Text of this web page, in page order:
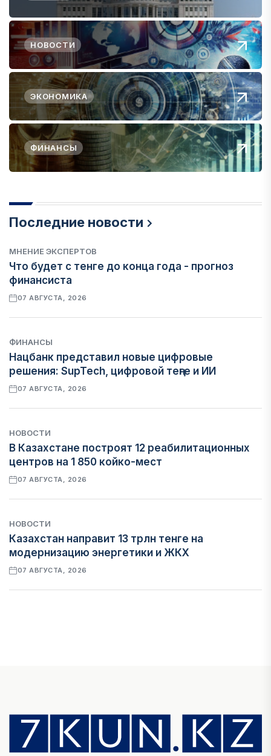
НОВОСТИ
ЭКОНОМИКА
ФИНАНСЫ
Последние новости
МНЕНИЕ ЭКСПЕРТОВ
Что будет с тенге до конца года - прогноз
финансиста
07 АВГУСТА, 2026
ФИНАНСЫ
Нацбанк представил новые цифровые
решения: SupTech, цифровой теңге и ИИ
07 АВГУСТА, 2026
НОВОСТИ
В Казахстане построят 12 реабилитационных
центров на 1 850 койко-мест
07 АВГУСТА, 2026
НОВОСТИ
Казахстан направит 13 трлн тенге на
модернизацию энергетики и ЖКХ
07 АВГУСТА, 2026
Денежно-кредитная политика влияет не
только на спрос, но и на предложение труда
07 АВГУСТА, 2026